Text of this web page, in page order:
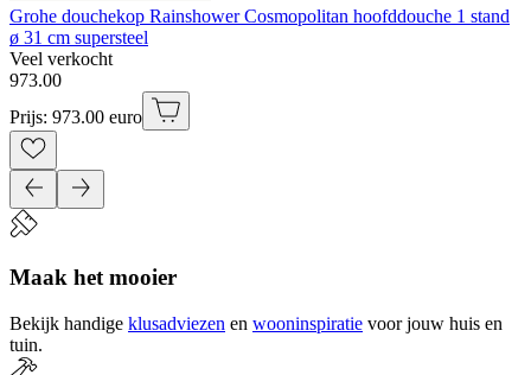
Grohe douchekop Rainshower Cosmopolitan hoofddouche 1 stand
ø 31 cm supersteel
Veel verkocht
973.00
Prijs: 973.00 euro
Maak het mooier
Bekijk handige klusadviezen en wooninspiratie voor jouw huis en
tuin.